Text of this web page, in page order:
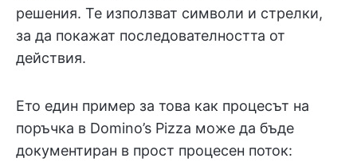
решения. Те използват символи и стрелки,
за да покажат последователността от
действия.
Ето един пример за това как процесът на
поръчка в Domino’s Pizza може да бъде
документиран в прост процесен поток: